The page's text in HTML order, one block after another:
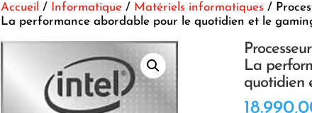
Accueil / Informatique/ Matériels informatiques/
La performance abordable pour le quotidien et le
La
quotidien